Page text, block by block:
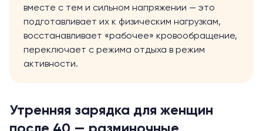
вместе с тем и сильном напряжении — это
подготавливает их к физическим нагрузкам,
восстанавливает «рабочее» кровообращение,
переключает с режима отдыха в режим
активности.
Утренняя зарядка для женщин